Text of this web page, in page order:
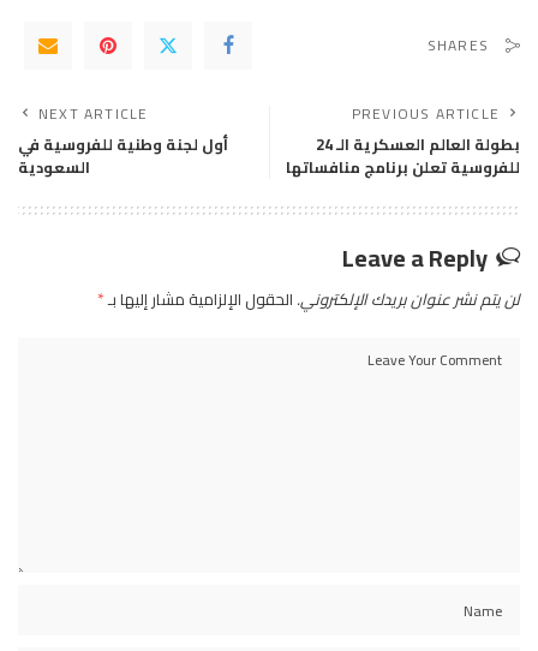
SHARES
PREVIOUS ARTICLE
بطولة العالم العسكرية الـ 24
للفروسية تعلن برنامج منافساتها
NEXT ARTICLE
أول لجنة وطنية للفروسية في
السعودية
Leave a Reply
لن يتم نشر عنوان بريدك الإلكتروني. الحقول الإلزامية مشار إليها بـ*